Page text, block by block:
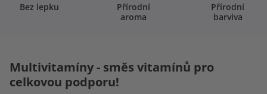
Bez lepku
Přírodní
aroma
Přírodní
barviva
Multivitamíny - směs vitamínů pro
celkovou podporu!